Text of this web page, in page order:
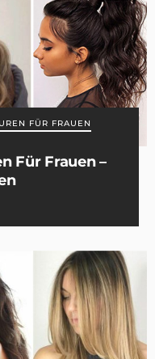
FÜR FRAUEN
Für Frauen –